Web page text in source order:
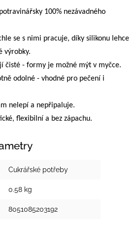
100% nezávadného
se s nimi pracuje, díky silikonu lehce
výrobky.
čisté - formy je možné mýt v myčce.
odolné - vhodné pro pečení i
nelepí a nepřipaluje.
flexibilní a bez zápachu.
Cukrářské potřeby
0.58 kg
8051085203192